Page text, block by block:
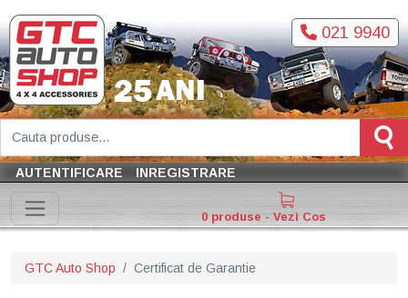
021 9940
AUTENTIFICARE INREGISTRARE
0 produse - Vezi Cos
GTC Auto Shop Certificat de Garantie